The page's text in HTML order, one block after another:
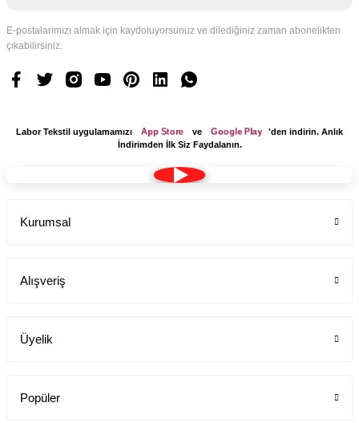
E-postalarımızı almak için kaydoluyorsunuz ve dilediğiniz zaman abonelikten
çıkabilirsiniz.
Labor Tekstil uygulamamızı App Store ve Google Play
'den indirin. Anlık
İndirimden İlk Siz Faydalanın.
Kurumsal
Alışveriş
Üyelik
Popüler